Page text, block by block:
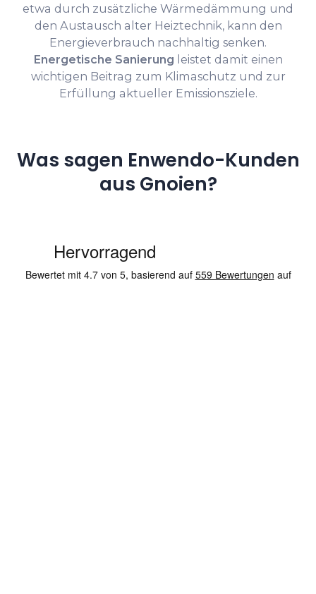
etwa durch zusätzliche Wärmedämmung und
den Austausch alter Heiztechnik, kann den
Energieverbrauch nachhaltig senken.
Energetische Sanierung leistet damit einen
wichtigen Beitrag zum Klimaschutz und zur
Erfüllung aktueller Emissionsziele.
Was sagen Enwendo-Kunden
aus Gnoien?